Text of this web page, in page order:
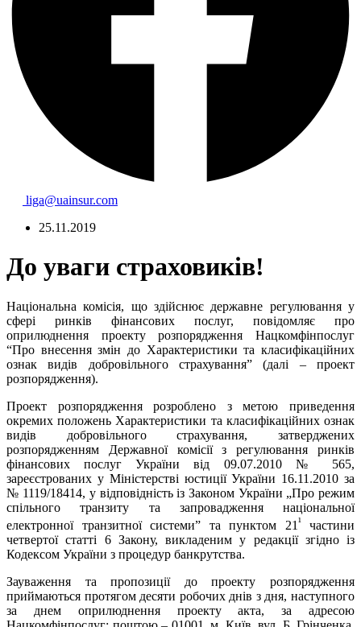
liga@uainsur.com
25.11.2019
До уваги страховиків!
Національна комісія, що здійснює державне регулювання у
сфері ринків фінансових послуг, повідомляє про
оприлюднення проекту розпорядження Нацкомфінпослуг
“Про внесення змін до Характеристики та класифікаційних
ознак видів добровільного страхування” (далі – проект
розпорядження).
Проект розпорядження розроблено з метою приведення
окремих положень Характеристики та класифікаційних ознак
видів добровільного страхування, затверджених
розпорядженням Державної комісії з регулювання ринків
фінансових послуг України від 09.07.2010 № 565,
зареєстрованих у Міністерстві юстиції України 16.11.2010 за
№ 1119/18414, у відповідність із Законом України „Про режим
спільного транзиту та запровадження національної
електронної транзитної системи” та пунктом 21 ¹частини
четвертої статті 6 Закону, викладеним у редакції згідно із
Кодексом України з процедур банкрутства.
Зауваження та пропозиції до проекту розпорядження
приймаються протягом десяти робочих днів з дня, наступного
за днем оприлюднення проекту акта, за адресою